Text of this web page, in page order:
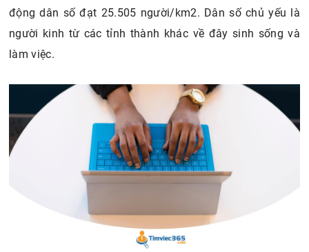
động dân số đạt 25.505 người/km2. Dân số chủ yếu là
người kinh từ các tỉnh thành khác về đây sinh sống và
làm việc.